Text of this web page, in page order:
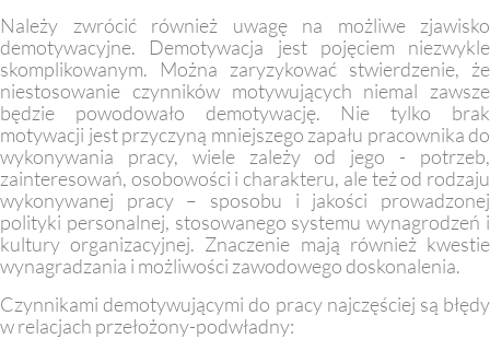
Należy zwrócić również uwagę na możliwe zjawisko
demotywacyjne. Demotywacja jest pojęciem niezwykle
skomplikowanym. Można zaryzykować stwierdzenie, że
niestosowanie czynników motywujących niemal zawsze
będzie powodowało demotywację. Nie tylko brak
motywacji jest przyczyną mniejszego zapału pracownika do
wykonywania pracy, wiele zależy od jego - potrzeb,
zainteresowań, osobowości i charakteru, ale też od rodzaju
wykonywanej pracy – sposobu i jakości prowadzonej
polityki personalnej, stosowanego systemu wynagrodzeń i
kultury organizacyjnej. Znaczenie mają również kwestie
wynagradzania i możliwości zawodowego doskonalenia.
Czynnikami demotywującymi do pracy najczęściej są błędy
w relacjach przełożony-podwładny: